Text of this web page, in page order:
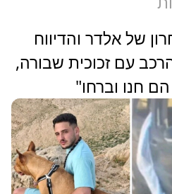
של אלדר והדיווח
עם זכוכית שבורה,
חנו וברחו"